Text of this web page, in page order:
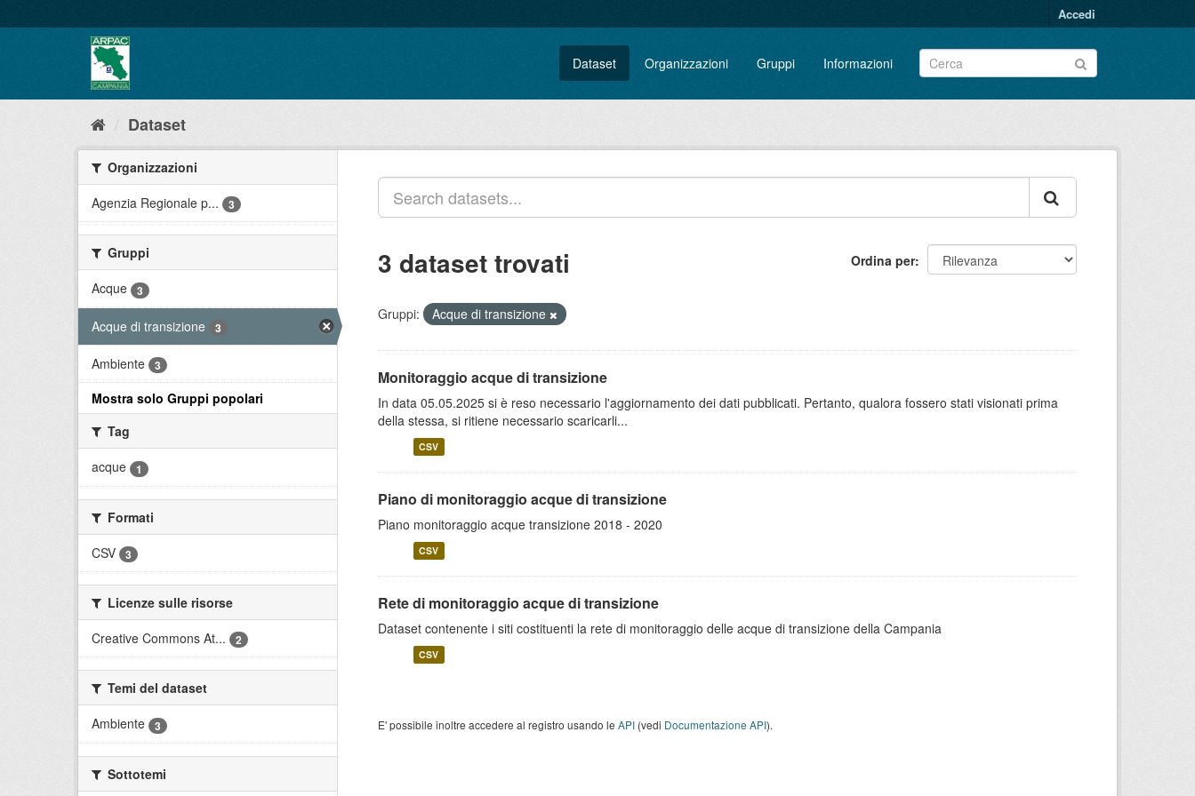
al
Accedi
Dataset Organizzazioni Gruppi Informazioni
Dataset
Organizzazioni
Agenzia Regionale p...
3
Gruppi
Acque
3
Acque di transizione 3
Ambiente 3
Mostra solo Gruppi popolari
Tag
acque
1
Formati
CSV
3
Licenze sulle risorse
Creative Commons At...
2
Temi del dataset
Ambiente
3
Sottotemi
Ordina per
3 dataset trovati
Gruppi: Acque di transizione
Monitoraggio acque di transizione
In data 05.05.2025 si è reso necessario l'aggiornamento dei dati pubblicati. Pertanto, qualora fossero stati visionati prima
della stessa, si ritiene necessario scaricarli...
CSV
Piano di monitoraggio acque di transizione
Piano monitoraggio acque transizione 2018 - 2020
CSV
Rete di monitoraggio acque di transizione
Dataset contenente i siti costituenti la rete di monitoraggio delle acque di transizione della Campania
CSV
E' possibile inoltre accedere al registro usando le API (vedi Documentazione API).